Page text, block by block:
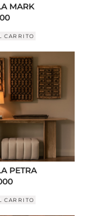
MARK
CARRITO
PETRA
CARRITO